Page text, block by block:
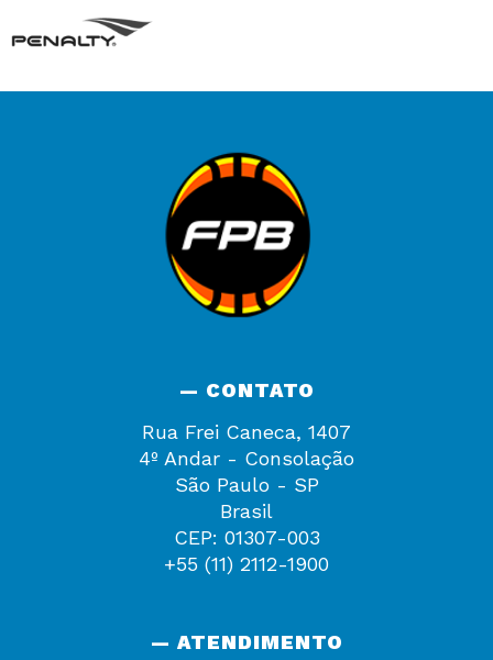
— CONTATO
Rua Frei Caneca, 1407
4º Andar - Consolação
São Paulo - SP
Brasil
CEP: 01307-003
+55 (11) 2112-1900
— ATENDIMENTO